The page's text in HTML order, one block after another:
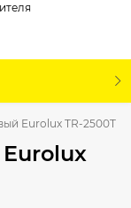
Eurolux TR-2500T